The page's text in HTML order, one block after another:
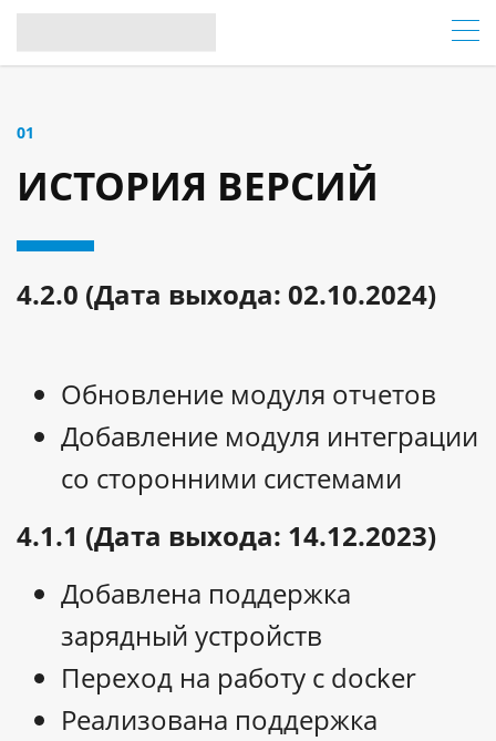
01
ИСТОРИЯ ВЕРСИЙ
4.2.0 (Дата выхода: 02.10.2024)
Обновление модуля отчетов
Добавление модуля интеграции
со сторонними системами
4.1.1 (Дата выхода: 14.12.2023)
Добавлена поддержка
зарядный устройств
Переход на работу с docker
Реализована поддержка